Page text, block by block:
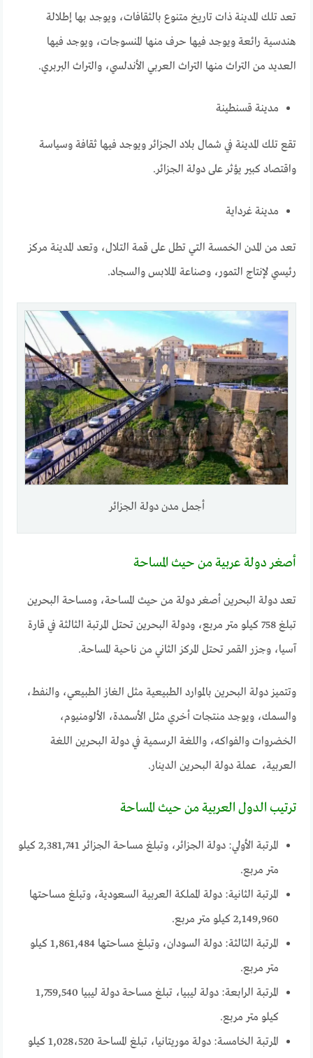
تعد تلك المدينة ذات تاريخ متنوع بالثقافات، ويوجد بها إطلالة
هندسية رائعة ويوجد فيها حرف منها المنسوجات، ويوجد فيها
العديد من التراث منها التراث العربي الأندلسي، والتراث البربري.
مدينة قسنطينة
تقع تلك المدينة في شمال بلاد الجزائر ويوجد فيها ثقافة وسياسة
واقتصاد كبير يؤثر على دولة الجزائر.
مدينة غرداية
تعد من المدن الخمسة التي تطل على قمة التلال، وتعد المدينة مركز
رئيسي لإنتاج التمور، وصناعة الملابس والسجاد.
أجمل مدن دولة الجزائر
أصغر دولة عربية من حيث المساحة
تعد دولة البحرين أصغر دولة من حيث المساحة، ومساحة البحرين
تبلغ 758 كيلو متر مربع، ودولة البحرين تحتل المرتبة الثالثة في قارة
آسيا، وجزر القمر تحتل المركز الثاني من ناحية المساحة.
وتتميز دولة البحرين بالموارد الطبيعية مثل الغاز الطبيعي، والنفط،
والسمك، ويوجد منتجات أخري مثل الأسمدة، الألومنيوم،
الخضروات والفواكه، واللغة الرسمية في دولة البحرين اللغة
العربية، عملة دولة البحرين الدينار.
ترتيب الدول العربية من حيث المساحة
المرتبة الأولي: دولة الجزائر، وتبلغ مساحة الجزائر 2,381,741 كيلو
متر مربع.
المرتبة الثانية: دولة المملكة العربية السعودية، وتبلغ مساحتها
2,149,960 كيلو متر مربع.
المرتبة الثالثة: دولة السودان، وتبلغ مساحتها 1,861,484 كيلو
متر مربع.
المرتبة الرابعة: دولة ليبيا، تبلغ مساحة دولة ليبيا 1,759,540
كيلو متر مربع.
المرتبة الخامسة: دولة موريتانيا، تبلغ المساحة 1,028،520 كيلو